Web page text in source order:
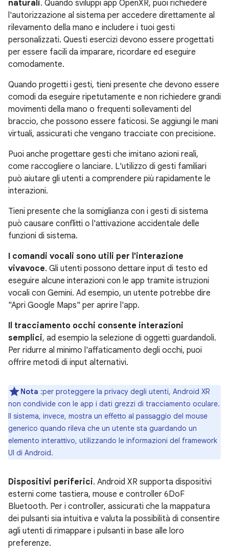
naturali. Quando sviluppi app OpenXR, puoi richiedere
l'autorizzazione al sistema per accedere direttamente al
rilevamento della mano e includere i tuoi gesti
personalizzati. Questi esercizi devono essere progettati
per essere facili da imparare, ricordare ed eseguire
comodamente.
Quando progetti i gesti, tieni presente che devono essere
comodi da eseguire ripetutamente e non richiedere grandi
movimenti della mano o frequenti sollevamenti del
braccio, che possono essere faticosi. Se aggiungi le mani
virtuali, assicurati che vengano tracciate con precisione.
Puoi anche progettare gesti che imitano azioni reali,
come raccogliere o lanciare. L'utilizzo di gesti familiari
può aiutare gli utenti a comprendere più rapidamente le
interazioni.
Tieni presente che la somiglianza con i gesti di sistema
può causare conflitti o l'attivazione accidentale delle
funzioni di sistema.
I comandi vocali sono utili per l'interazione
vivavoce. Gli utenti possono dettare input di testo ed
eseguire alcune interazioni con le app tramite istruzioni
vocali con Gemini. Ad esempio, un utente potrebbe dire
"Apri Google Maps" per aprire l'app.
Il tracciamento occhi consente interazioni
semplici, ad esempio la selezione di oggetti guardandoli.
Per ridurre al minimo l'affaticamento degli occhi, puoi
offrire metodi di input alternativi.
Nota :per proteggere la privacy degli utenti, Android XR
non condivide con le app i dati grezzi di tracciamento oculare.
Il sistema, invece, mostra un effetto al passaggio del mouse
generico quando rileva che un utente sta guardando un
elemento interattivo, utilizzando le informazioni del framework
UI di Android.
Dispositivi periferici. Android XR supporta dispositivi
esterni come tastiera, mouse e controller 6DoF
Bluetooth. Per i controller, assicurati che la mappatura
dei pulsanti sia intuitiva e valuta la possibilità di consentire
agli utenti di rimappare i pulsanti in base alle loro
preferenze.